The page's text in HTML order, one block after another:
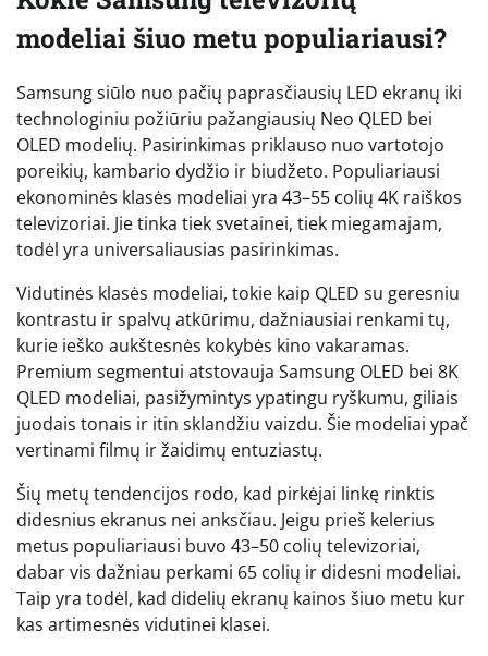
modeliai šiuo metu populiariausi?
Samsung siūlo nuo pačių paprasčiausių LED ekranų iki
technologiniu požiūriu pažangiausių Neo QLED bei
OLED modelių. Pasirinkimas priklauso nuo vartotojo
poreikių, kambario dydžio ir biudžeto. Populiariausi
ekonominės klasės modeliai yra 43–55 colių 4K raiškos
televizoriai. Jie tinka tiek svetainei, tiek miegamajam,
todėl yra universaliausias pasirinkimas.
Vidutinės klasės modeliai, tokie kaip QLED su geresniu
kontrastu ir spalvų atkūrimu, dažniausiai renkami tų,
kurie ieško aukštesnės kokybės kino vakaramas.
Premium segmentui atstovauja Samsung OLED bei 8K
QLED modeliai, pasižymintys ypatingu ryškumu, giliais
juodais tonais ir itin sklandžiu vaizdu. Šie modeliai ypač
vertinami filmų ir žaidimų entuziastų.
Šių metų tendencijos rodo, kad pirkėjai linkę rinktis
didesnius ekranus nei anksčiau. Jeigu prieš kelerius
metus populiariausi buvo 43–50 colių televizoriai,
dabar vis dažniau perkami 65 colių ir didesni modeliai.
Taip yra todėl, kad didelių ekranų kainos šiuo metu kur
kas artimesnės vidutinei klasei.